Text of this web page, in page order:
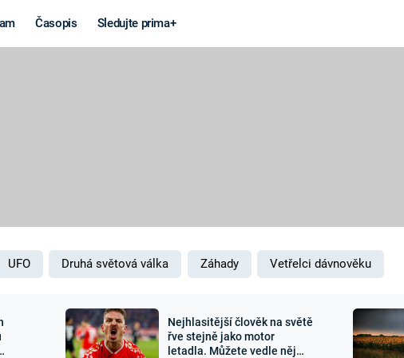
Časopis Sledujte prima+
MARS
Záhady a
Zajímavosti
UFO Druhá světová válka Záhady Vetřelci dávnověku
Nejhlasitější člověk na světě
řve stejně jako motor
letadla. Můžete vedle něj